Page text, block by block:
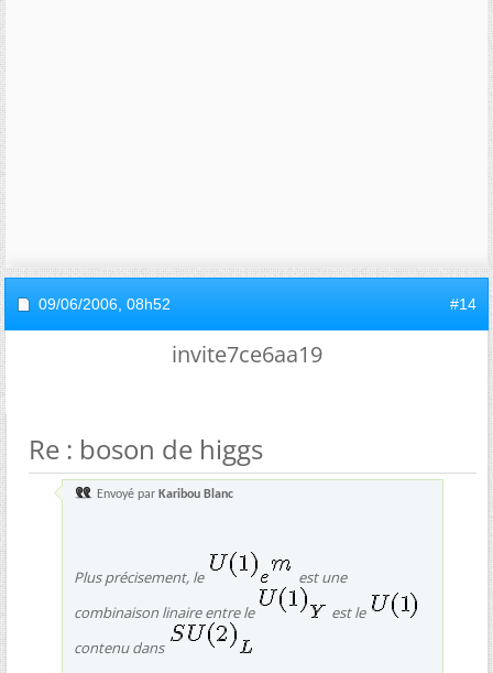
09/06/2006, 08h52 #14
invite7ce6aa19
Re : boson de higgs
Envoyé par Karibou Blanc
Plus précisement, le
est une
combinaison linaire entre le
est le
contenu dans